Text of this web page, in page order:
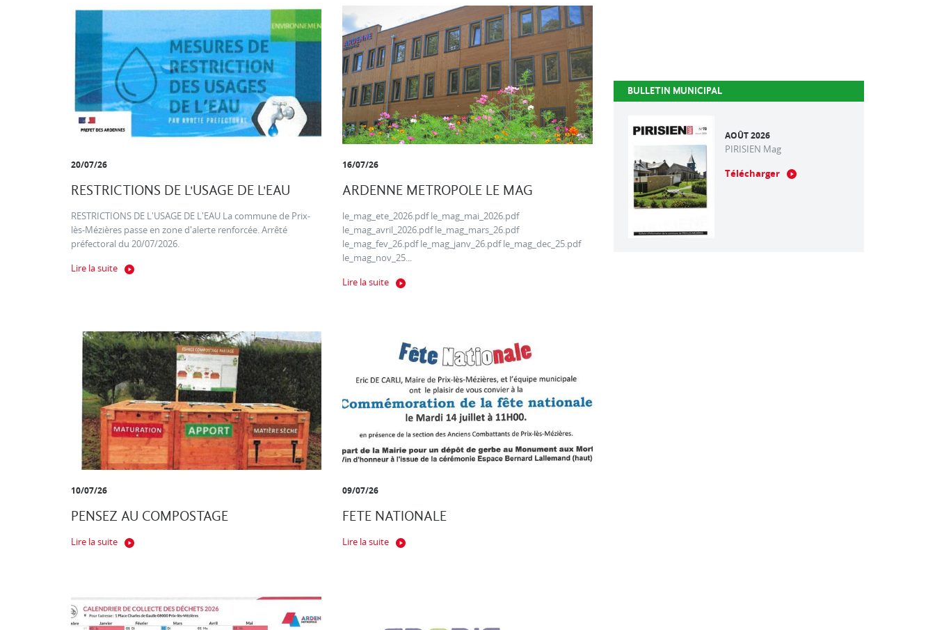
20/07/26
RESTRICTIONS DE L'USAGE DE L'EAU
RESTRICTIONS DE L'USAGE DE L'EAU La commune de Prix-
lès-Mézières passe en zone d'alerte renforcée. Arrêté
préfectoral du 20/07/2026.
Lire la suite
16/07/26
ARDENNE METROPOLE LE MAG
le_mag_ete_2026.pdf le_mag_mai_2026.pdf
le_mag_avril_2026.pdf le_mag_mars_26.pdf
le_mag_fev_26.pdf le_mag_janv_26.pdf le_mag_dec_25.pdf
le_mag_nov_25...
Lire la suite
10/07/26
PENSEZ AU COMPOSTAGE
Lire la suite
09/07/26
FETE NATIONALE
Lire la suite
BULLETIN MUNICIPAL
AOÛT 2026
PIRISIEN Mag
Télécharger